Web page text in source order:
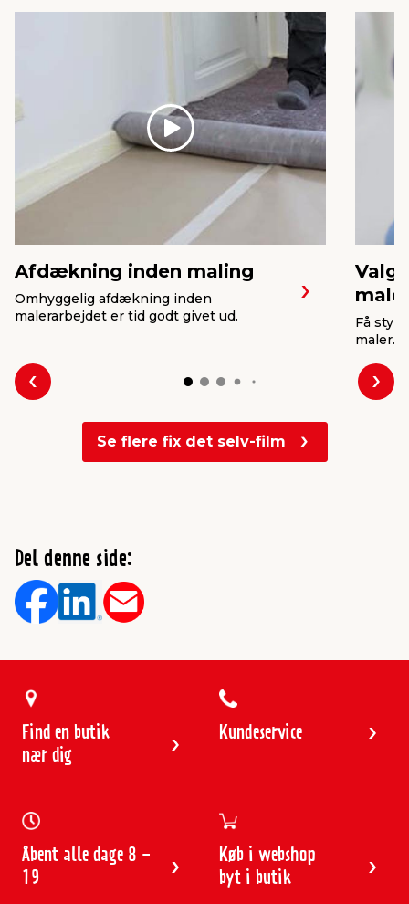
Play
Afdækning inden maling
Omhyggelig afdækning inden
malerarbejdet er tid godt givet ud.
Valg
Få styr
maler.
Forrige
Se flere fix det selv-film
Del denne side:
Find en butik
nær dig
Kundeservice
Åbent alle dage 8 -
19
Køb i webshop
byt i butik